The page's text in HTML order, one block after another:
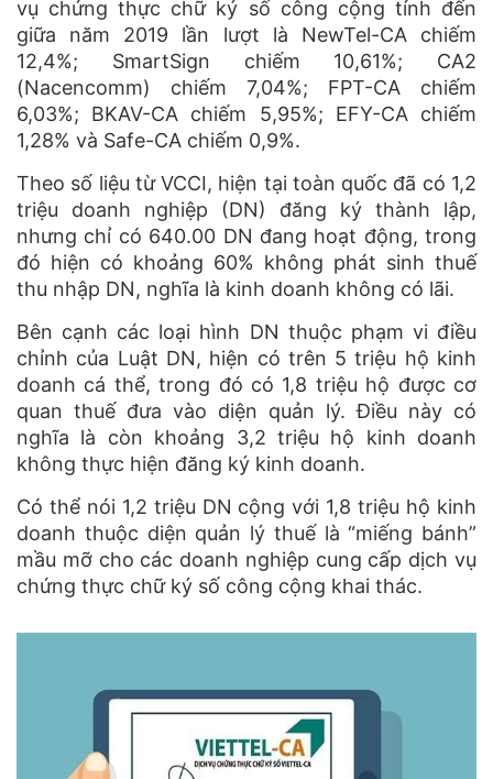
vụ chứng thực chữ ký số công cộng tính đến
giữa năm 2019 lần lượt là NewTel-CA chiếm
12,4%; SmartSign chiếm 10,61%; CA2
(Nacencomm) chiếm 7,04%; FPT-CA chiếm
6,03%; BKAV-CA chiếm 5,95%; EFY-CA chiếm
1,28% và Safe-CA chiếm 0,9%.
Theo số liệu từ VCCI, hiện tại toàn quốc đã có 1,2
triệu doanh nghiệp (DN) đăng ký thành lập,
nhưng chỉ có 640.00 DN đang hoạt động, trong
đó hiện có khoảng 60% không phát sinh thuế
thu nhập DN, nghĩa là kinh doanh không có lãi.
Bên cạnh các loại hình DN thuộc phạm vi điều
chỉnh của Luật DN, hiện có trên 5 triệu hộ kinh
doanh cá thể, trong đó có 1,8 triệu hộ được cơ
quan thuế đưa vào diện quản lý. Điều này có
nghĩa là còn khoảng 3,2 triệu hộ kinh doanh
không thực hiện đăng ký kinh doanh.
Có thể nói 1,2 triệu DN cộng với 1,8 triệu hộ kinh
doanh thuộc diện quản lý thuế là “miếng bánh”
mầu mỡ cho các doanh nghiệp cung cấp dịch vụ
chứng thực chữ ký số công cộng khai thác.